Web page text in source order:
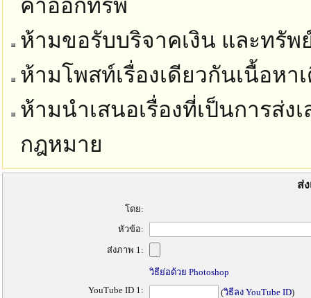
ค่าออกทริพ
ห้ามขอรับบริจาคเงิน และทรั
ห้ามโพสท์เรื่องเดียวกันเนื้อหา
ห้ามนำเสนอเรื่องที่เป็นการส่ง
กฎหมาย
ส่
โดย:
หัวข้อ:
ส่งภาพ 1:
วิธีย่อด้วย Photoshop
YouTube ID 1:
(วิธีลง YouTube ID)